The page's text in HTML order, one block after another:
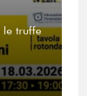
le truffe